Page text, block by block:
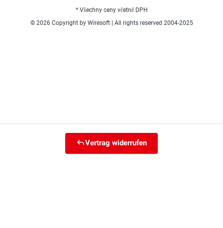
* Všechny ceny včetně DPH
© 2026 Copyright by Wiresoft | All rights reserved 2004-2025
Vertrag widerrufen